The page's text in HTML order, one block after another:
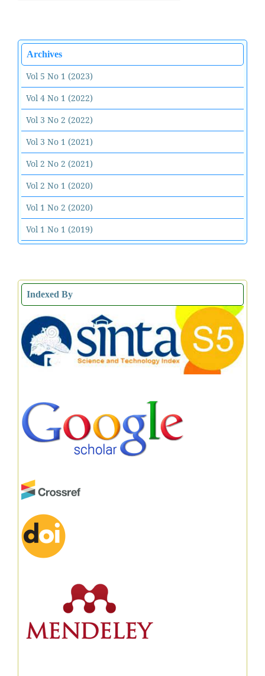
Archives
Vol 5 No 1 (2023)
Vol 4 No 1 (2022)
Vol 3 No 2 (2022)
Vol 3 No 1 (2021)
Vol 2 No 2 (2021)
Vol 2 No 1 (2020)
Vol 1 No 2 (2020)
Vol 1 No 1 (2019)
Indexed By